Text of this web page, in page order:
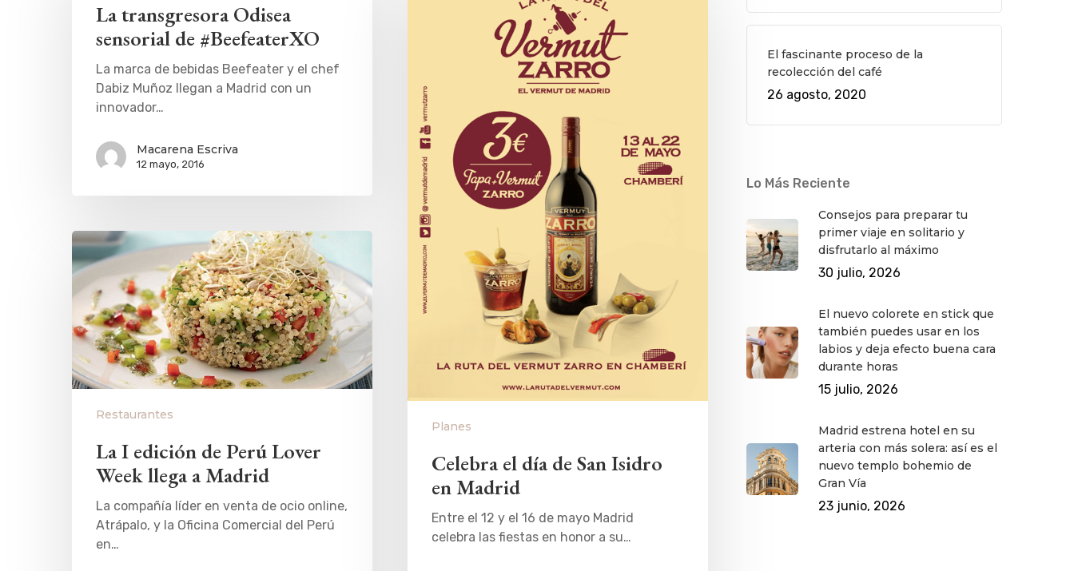
La transgresora Odisea
sensorial de #BeefeaterXO
La marca de bebidas Beefeater y el chef
Dabiz Muñoz llegan a Madrid con un
innovador…
Macarena Escriva
12 mayo, 2016
Planes
Celebra el día de San Isidro
en Madrid
Entre el 12 y el 16 de mayo Madrid
celebra las fiestas en honor a su…
Restaurantes
La I edición de Perú Lover
Week llega a Madrid
La compañía líder en venta de ocio online,
Atrápalo, y la Oficina Comercial del Perú
en…
El fascinante proceso de la
recolección del café
26 agosto, 2020
Lo Más Reciente
Consejos para preparar tu
primer viaje en solitario y
disfrutarlo al máximo
30 julio, 2026
El nuevo colorete en stick que
también puedes usar en los
labios y deja efecto buena cara
durante horas
15 julio, 2026
Madrid estrena hotel en su
arteria con más solera: así es el
nuevo templo bohemio de
Gran Vía
23 junio, 2026